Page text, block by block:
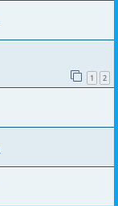
1 2